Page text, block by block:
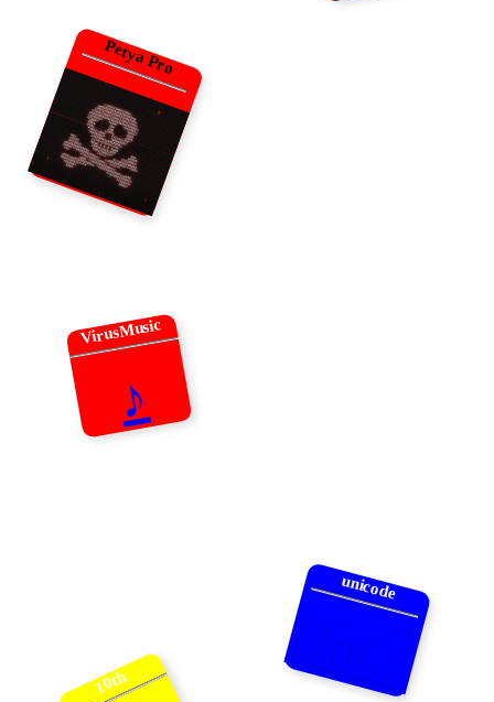
Petya Pro
VirusMusic
♪
unicode
Uni...
10th